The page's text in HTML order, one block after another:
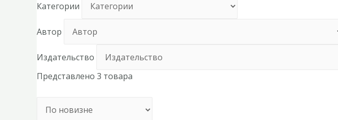
Категории
Автор
Издательство
Представлено 3 товара